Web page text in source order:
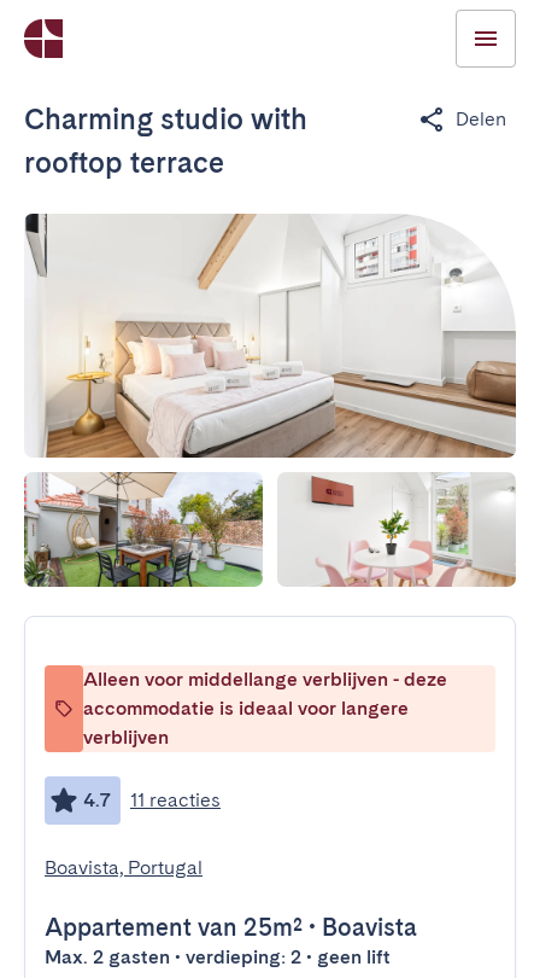
Charming studio with
rooftop terrace
Delen
Alleen voor middellange verblijven - deze
accommodatie is ideaal voor langere
verblijven
4.7 11 reacties
Boavista, Portugal
Appartement van 25m² • Boavista
Max. 2 gasten • verdieping: 2 • geen lift